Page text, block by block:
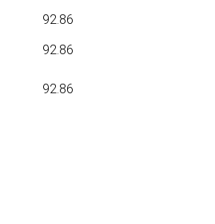
92.86
92.86
92.86